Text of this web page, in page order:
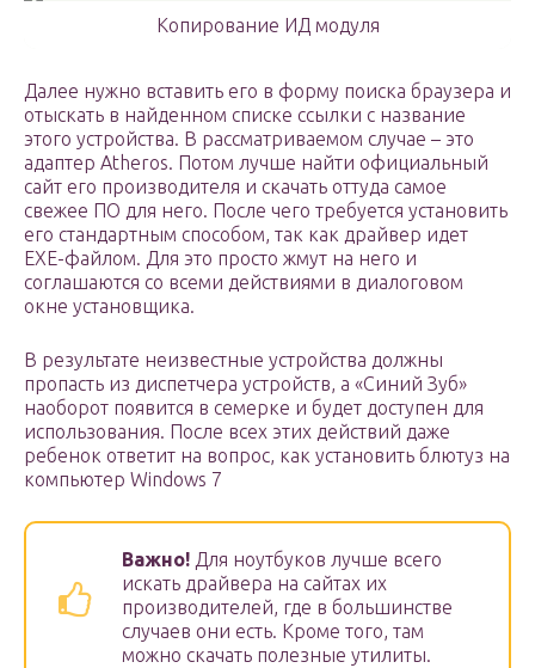
Копирование ИД модуля
Далее нужно вставить его в форму поиска браузера и
отыскать в найденном списке ссылки с название
этого устройства. В рассматриваемом случае – это
адаптер Atheros. Потом лучше найти официальный
сайт его производителя и скачать оттуда самое
свежее ПО для него. После чего требуется установить
его стандартным способом, так как драйвер идет
EXE-файлом. Для это просто жмут на него и
соглашаются со всеми действиями в диалоговом
окне установщика.
В результате неизвестные устройства должны
пропасть из диспетчера устройств, а «Синий Зуб»
наоборот появится в семерке и будет доступен для
использования. После всех этих действий даже
ребенок ответит на вопрос, как установить блютуз на
компьютер Windows 7
Важно! Для ноутбуков лучше всего
искать драйвера на сайтах их
производителей, где в большинстве
случаев они есть. Кроме того, там
можно скачать полезные утилиты.